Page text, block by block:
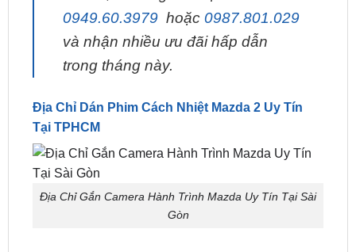
kết sẽ thường xuyên cập nhật giá
chính xác. Để được hỗ trợ báo giá
chi tiết, vui lòng liên hệ hotline:
và nhận nhiều ưu đãi hấp dẫn
trong tháng này.
Địa Chỉ Dán Phim Cách Nhiệt Mazda 2 Uy Tín
Tại TPHCM